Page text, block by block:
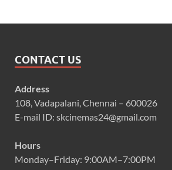
CONTACT US
Address
108, Vadapalani, Chennai – 600026
E-mail ID: skcinemas24@gmail.com
Hours
Monday–Friday: 9:00AM–7:00PM